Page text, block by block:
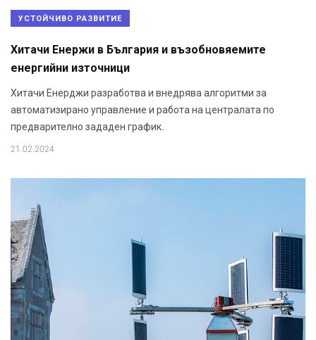
УСТОЙЧИВО РАЗВИТИЕ
Хитачи Енержи в България и възобновяемите
енергийни източници
Хитачи Енерджи разработва и внедрява алгоритми за
автоматизирано управление и работа на централата по
предварително зададен график.
21.02.2024